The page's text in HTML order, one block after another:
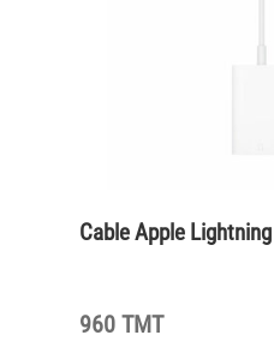
Cable Apple
960 TMT